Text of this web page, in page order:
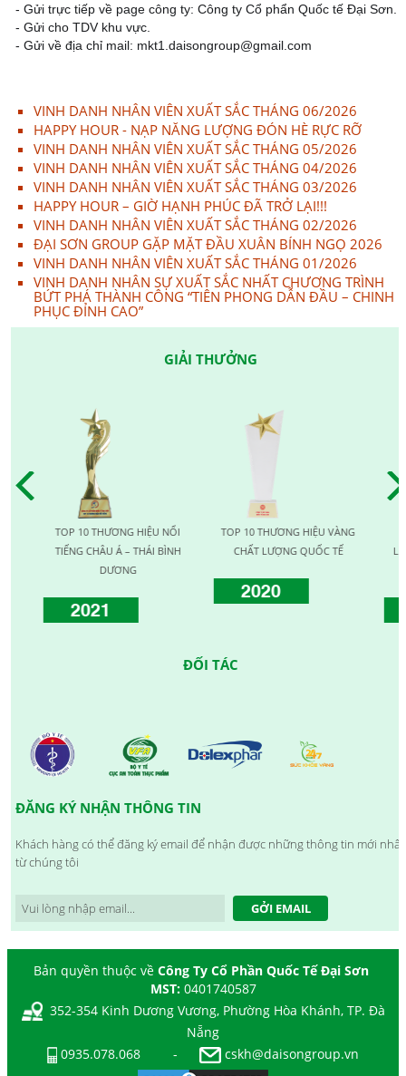
- Gửi trực tiếp về page công ty: Công ty Cổ phẩn Quốc tế Đại Sơn.
- Gửi cho TDV khu vực.
- Gửi về địa chỉ mail: mkt1.daisongroup@gmail.com
VINH DANH NHÂN VIÊN XUẤT SẮC THÁNG 06/2026
HAPPY HOUR - NẠP NĂNG LƯỢNG ĐÓN HÈ RỰC RỠ
VINH DANH NHÂN VIÊN XUẤT SẮC THÁNG 05/2026
VINH DANH NHÂN VIÊN XUẤT SẮC THÁNG 04/2026
VINH DANH NHÂN VIÊN XUẤT SẮC THÁNG 03/2026
HAPPY HOUR – GIỜ HẠNH PHÚC ĐÃ TRỞ LẠI!!!
VINH DANH NHÂN VIÊN XUẤT SẮC THÁNG 02/2026
ĐẠI SƠN GROUP GẶP MẶT ĐẦU XUÂN BÍNH NGỌ 2026
VINH DANH NHÂN VIÊN XUẤT SẮC THÁNG 01/2026
VINH DANH NHÂN SỰ XUẤT SẮC NHẤT CHƯƠNG TRÌNH
BỨT PHÁ THÀNH CÔNG “TIÊN PHONG DẪN ĐẦU – CHINH
PHỤC ĐỈNH CAO”
GIẢI THƯỞNG
TOP 10 THƯƠNG HIỆU NỔI
TIẾNG CHÂU Á – THÁI BÌNH
DƯƠNG
2021
TOP 10 THƯƠNG HIỆU VÀNG
CHẤT LƯỢNG QUỐC TẾ
2020
ĐỐI TÁC
ĐĂNG KÝ NHẬN THÔNG TIN
Khách hàng có thể đăng ký email để nhận được những thông tin mới nhất
từ chúng tôi
GỞI EMAIL
Bản quyền thuộc về Công Ty Cổ Phần Quốc Tế Đại Sơn
MST: 0401740587
352-354 Kinh Dương Vương, Phường Hòa Khánh, TP. Đà
Nẵng
0935.078.068
- cskh@daisongroup.vn